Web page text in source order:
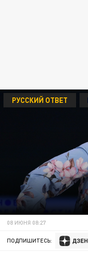
РУССКИЙ ОТВЕТ
08 ИЮНЯ 08:27
ПОДПИШИТЕСЬ: